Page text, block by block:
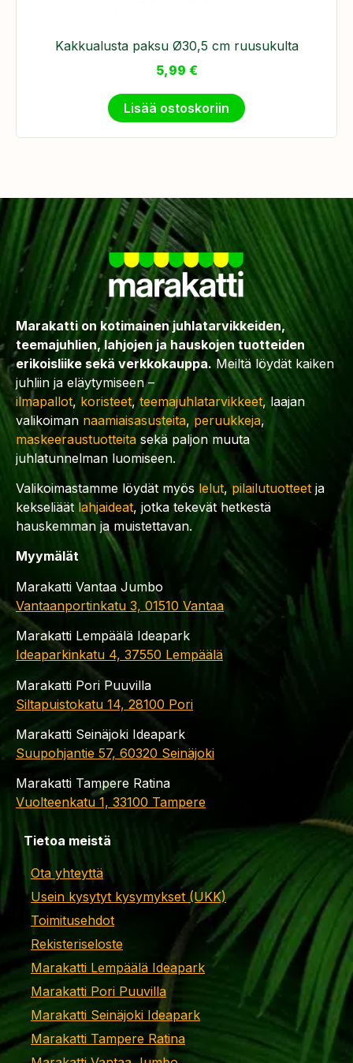
Kakkualusta paksu Ø30,5 cm ruusukulta
5,99 €
Lisää ostoskoriin
Marakatti on kotimainen juhlatarvikkeiden,
teemajuhlien, lahjojen ja hauskojen tuotteiden
erikoisliike sekä verkkokauppa. Meiltä löydät kaiken
juhliin ja eläytymiseen –
ilmapallot, koristeet,teemajuhlatarvikkeet, laajan
valikoiman naamiaisasusteita, peruukkeja,
maskeeraustuotteita sekä paljon muuta
juhlatunnelman luomiseen.
Valikoimastamme löydät myös lelut,pilailutuotteet ja
kekseliäät lahjaideat, jotka tekevät hetkestä
hauskemman ja muistettavan.
Myymälät
Marakatti Vantaa Jumbo
Vantaanportinkatu 3, 01510 Vantaa
Marakatti Lempäälä Ideapark
Ideaparkinkatu 4, 37550 Lempäälä
Marakatti Pori Puuvilla
Siltapuistokatu 14, 28100 Pori
Marakatti Seinäjoki Ideapark
Suupohjantie 57, 60320 Seinäjoki
Marakatti Tampere Ratina
Vuolteenkatu 1, 33100 Tampere
Tietoa meistä
Ota yhteyttä
Usein kysytyt kysymykset (UKK)
Toimitusehdot
Rekisteriseloste
Marakatti Lempäälä Ideapark
Marakatti Pori Puuvilla
Marakatti Seinäjoki Ideapark
Marakatti Tampere Ratina